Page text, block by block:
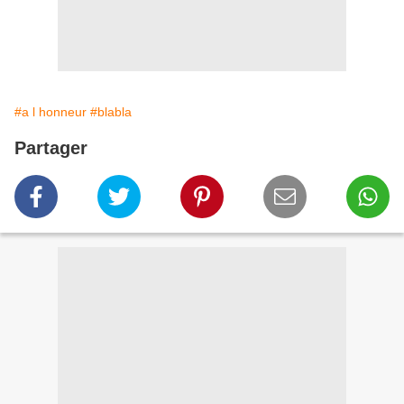
#a l honneur #blabla
Partager